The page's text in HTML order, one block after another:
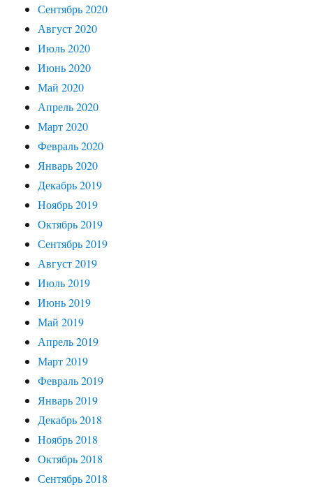
Сентябрь 2020
Август 2020
Июль 2020
Июнь 2020
Май 2020
Апрель 2020
Март 2020
Февраль 2020
Январь 2020
Декабрь 2019
Ноябрь 2019
Октябрь 2019
Сентябрь 2019
Август 2019
Июль 2019
Июнь 2019
Май 2019
Апрель 2019
Март 2019
Февраль 2019
Январь 2019
Декабрь 2018
Ноябрь 2018
Октябрь 2018
Сентябрь 2018